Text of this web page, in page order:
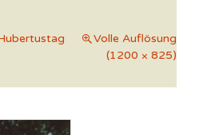
Hobby-
Volle Auflösung
(1200 × 825)